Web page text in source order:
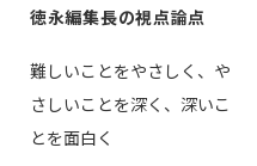
徳永編集長の視点論点
難しいことをやさしく、や
さしいことを深く、深いこ
とを面白く